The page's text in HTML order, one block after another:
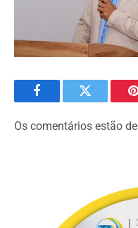
FacebookTwitter
Os comentários estão